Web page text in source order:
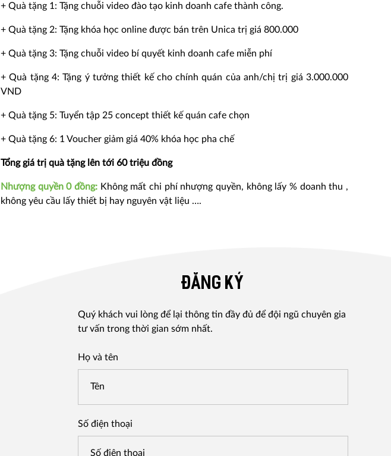
+ Quà tặng 1: Tặng chuỗi video đào tạo kinh doanh cafe thành công.
+ Quà tặng 2: Tặng khóa học online được bán trên Unica trị giá 800.000
+ Quà tặng 3: Tặng chuỗi video bí quyết kinh doanh cafe miễn phí
+ Quà tặng 4: Tặng ý tưởng thiết kế cho chính quán của anh/chị trị giá 3.000.000
VND
+ Quà tặng 5: Tuyển tập 25 concept thiết kế quán cafe chọn
+ Quà tặng 6: 1 Voucher giảm giá 40% khóa học pha chế
Tổng giá trị quà tặng lên tới 60 triệu đồng
Nhượng quyền 0 đồng: Không mất chi phí nhượng quyền, không lấy % doanh thu ,
không yêu cầu lấy thiết bị hay nguyên vật liệu ….
ĐĂNG KÝ
Quý khách vui lòng để lại thông tin đầy đủ để đội ngũ chuyên gia
tư vấn trong thời gian sớm nhất.
Họ và tên
Số điện thoại